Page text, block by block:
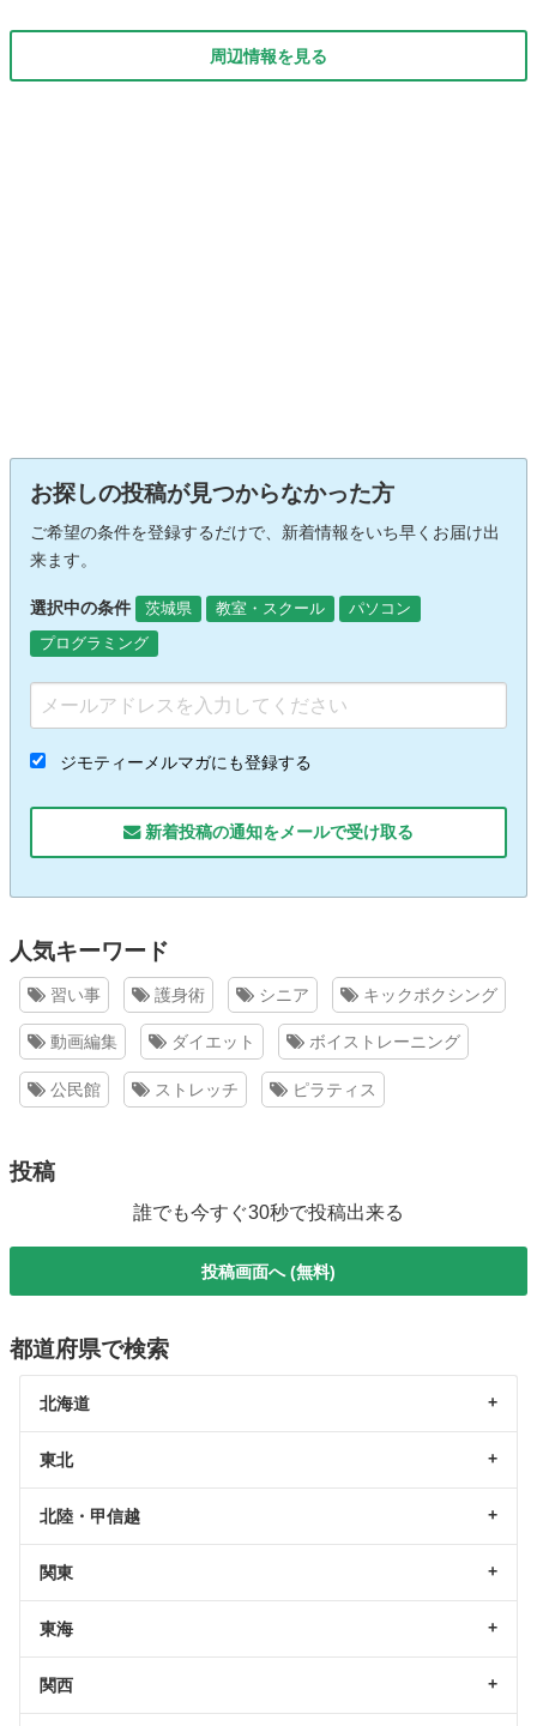
周辺情報を見る
お探しの投稿が見つからなかった方
ご希望の条件を登録するだけで、新着情報をいち早くお届け出
来ます。
選択中の条件 茨城県 教室・スクール
パソコン
プログラミング
ジモティーメルマガにも登録する
新着投稿の通知をメールで受け取る
人気キーワード
習い事 護身術 シニア キックボクシング
動画編集 ダイエット ボイストレーニング
公民館 ストレッチ ピラティス
投稿
誰でも今すぐ30秒で投稿出来る
投稿画面へ (無料)
都道府県で検索
北海道
東北
北陸・甲信越
関東
東海
関西